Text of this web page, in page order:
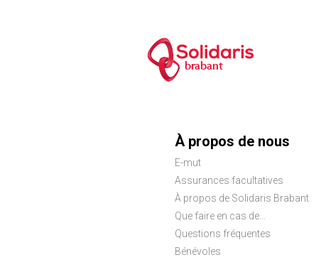
brabant
Menu
Pied
de
page
À propos de nous
E-mut
Assurances facultatives
À propos de Solidaris Brabant
Que faire en cas de...
Questions fréquentes
Bénévoles